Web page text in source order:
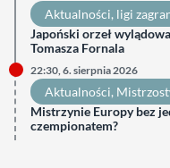
Aktualności, ligi
Japoński orzeł
Tomasza Fornala
22:30, 6. sierpnia 2026
Aktualności,
Mistrzynie Europy bez
czempionatem?